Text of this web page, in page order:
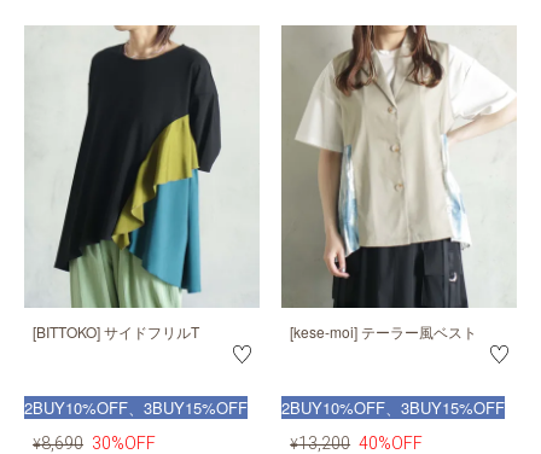
[BITTOKO] サイドフリルT
2BUY10%OFF、3BUY15%OFF
¥8,690 30%OFF
[kese-moi] テーラー風ベスト
2BUY10%OFF、3BUY15%OFF
¥13,200 40%OFF